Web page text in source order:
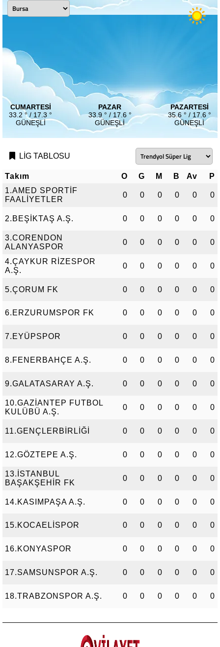
CUMARTESI
33.2 ° / 17.3 °
GÜNEŞLI
PAZAR
33.9 ° / 17.6 °
GÜNEŞLI
PAZARTESI
35.6 ° / 17.6 °
GÜNEŞLI
LİG TABLOSU
Takım O G M B Av
P
1.AMED SPORTİF
FAALİYETLER
0 0 0 0 0 0
2.BEŞİKTAŞ A.Ş. 0 0 0 0 0 0
3.CORENDON
ALANYASPOR
0 0 0 0 0 0
4.ÇAYKUR RİZESPOR
A.Ş.
0 0 0 0 0 0
5.ÇORUM FK 0 0 0 0 0 0
6.ERZURUMSPOR FK 0 0 0 0 0 0
7.EYÜPSPOR 0 0 0 0 0 0
8.FENERBAHÇE A.Ş. 0 0 0 0 0 0
9.GALATASARAY A.Ş. 0 0 0 0 0 0
10.GAZİANTEP FUTBOL
KULÜBÜ A.Ş.
0 0 0 0 0 0
11.GENÇLERBİRLİĞİ 0 0 0 0 0 0
12.GÖZTEPE A.Ş. 0 0 0 0 0 0
13.İSTANBUL
BAŞAKŞEHİR FK
0 0 0 0 0 0
14.KASIMPAŞA A.Ş. 0 0 0 0 0 0
15.KOCAELİSPOR 0 0 0 0 0 0
16.KONYASPOR 0 0 0 0 0 0
17.SAMSUNSPOR A.Ş. 0 0 0 0 0 0
18.TRABZONSPOR A.Ş. 0 0 0 0 0 0